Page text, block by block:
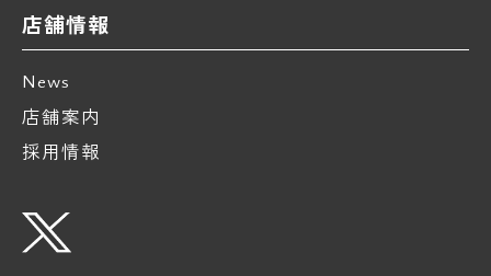
店舗情報
News
店舗案内
採用情報